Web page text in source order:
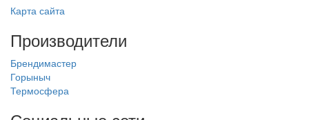
Карта сайта
Производители
Брендимастер
Горыныч
Термосфера